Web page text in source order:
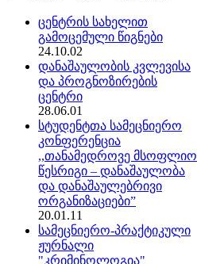
ცენტრის სახელით
გამოცემული წიგნები
24.10.02
დანაშაულობის კვლევისა
და პროგნოზირების
ცენტრი
28.06.01
სტუდენტთა სამეცნიერო
კონფერენცია
,,თანამედროვე მსოფლიო
წესრიგი – დანაშაულობა
და დანაშაულებრივი
ორგანიზაციები”
20.01.11
სამეცნიერო-პრაქტიკული
ჟურნალი
"კრიმინოლოგია"